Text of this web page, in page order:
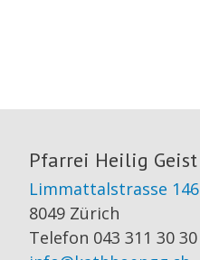
Pfarrei Heilig Geist
Limmattalstrasse 146
8049 Zürich
Telefon 043 311 30 30